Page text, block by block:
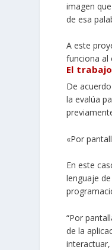
imagen
de esa
A este
funciona al
El
De
la evalúa
«Por
En este
lenguaje
“Por
de la